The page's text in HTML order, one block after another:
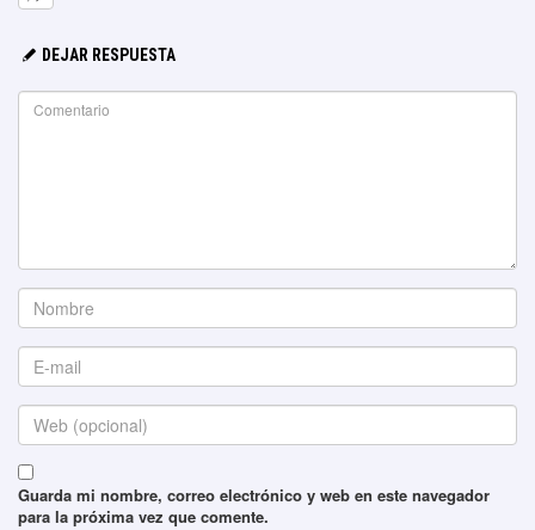
DEJAR RESPUESTA
Guarda mi nombre, correo electrónico y web en este navegador
para la próxima vez que comente.